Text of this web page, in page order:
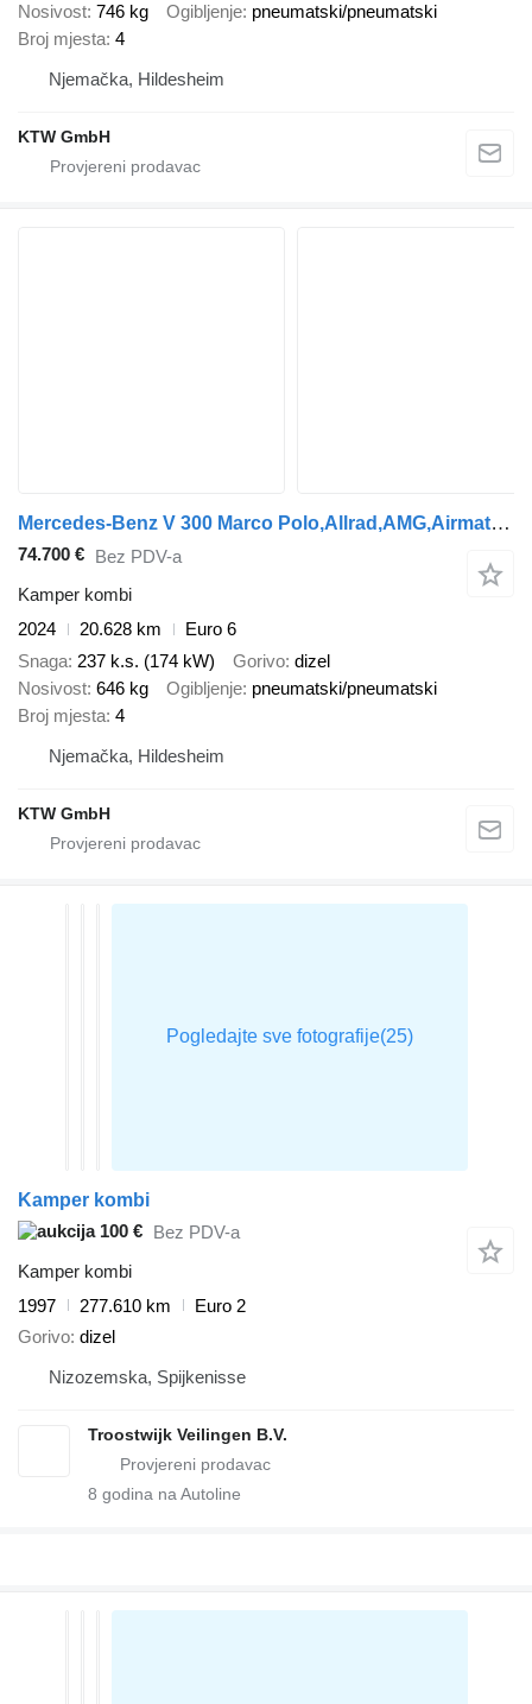
Nosivost 746 kg Ogibljenje pneumatski/pneumatski
Broj mjesta 4
Njemačka, Hildesheim
KTW GmbH
Mercedes-Benz V 300 Marco Polo,Allrad,AMG,Airmatic,EasyUp,LED
74.700 € Bez PDV-a
Kamper kombi
2024
20.628 km
Euro 6
Snaga 237 k.s. (174 kW) Gorivo dizel
Nosivost 646 kg Ogibljenje pneumatski/pneumatski
Broj mjesta 4
Njemačka, Hildesheim
KTW GmbH
Kamper kombi
100 € Bez PDV-a
Kamper kombi
1997
277.610 km
Euro 2
Gorivo dizel
Nizozemska, Spijkenisse
Troostwijk Veilingen B.V.
8 godina na Autoline